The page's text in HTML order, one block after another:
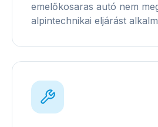
emelőkosaras autó nem
alpintechnikai eljárást